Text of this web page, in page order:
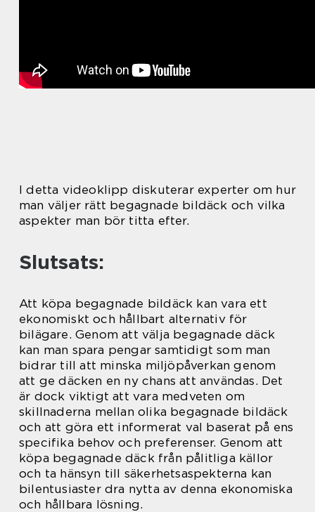
I detta videoklipp diskuterar experter om hur
man väljer rätt begagnade bildäck och vilka
aspekter man bör titta efter.
Slutsats:
Att köpa begagnade bildäck kan vara ett
ekonomiskt och hållbart alternativ för
bilägare. Genom att välja begagnade däck
kan man spara pengar samtidigt som man
bidrar till att minska miljöpåverkan genom
att ge däcken en ny chans att användas. Det
är dock viktigt att vara medveten om
skillnaderna mellan olika begagnade bildäck
och att göra ett informerat val baserat på ens
specifika behov och preferenser. Genom att
köpa begagnade däck från pålitliga källor
och ta hänsyn till säkerhetsaspekterna kan
bilentusiaster dra nytta av denna ekonomiska
och hållbara lösning.